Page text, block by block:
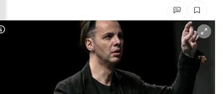
Copyright-Hinweis öffnen/schließen